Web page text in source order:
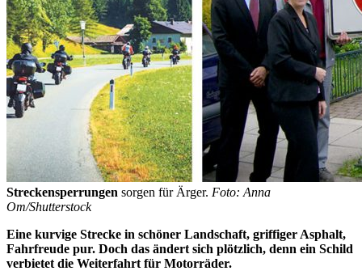
Streckensperrungen sorgen für Ärger. Foto: Anna
Om/Shutterstock
Eine kurvige Strecke in schöner Landschaft, griffiger Asphalt,
Fahrfreude pur. Doch das ändert sich plötzlich, denn ein Schild
verbietet die Weiterfahrt für Motorräder.